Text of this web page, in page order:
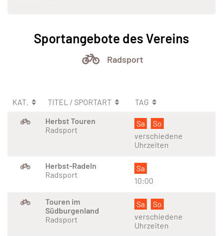
Sportangebote des Vereins
Radsport
KAT. TITEL / SPORTART
TAG
Herbst Touren
Radsport
Sa
So
verschiedene
Uhrzeiten
Herbst-Radeln
Radsport
Sa
10:00
Touren im
Südburgenland
Radsport
Sa
So
verschiedene
Uhrzeiten